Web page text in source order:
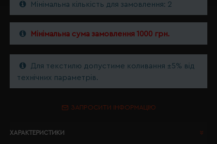
Мінімальна кількість для замовлення: 2
Мінімальна сума замовлення 1000 грн.
Для текстилю допустиме коливання ±5% від
технічних параметрів.
ЗАПРОСИТИ ІНФОРМАЦІЮ
ХАРАКТЕРИСТИКИ